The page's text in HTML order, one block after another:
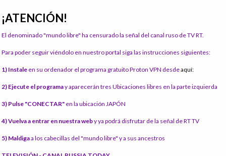
¡ATENCIÓN!
El denominado "mundo libre" ha censurado la señal del canal ruso de TV RT.
Para poder seguir viéndolo en nuestro portal siga las instrucciones siguientes:
1) Instale en su ordenador el programa gratuito Proton VPN desdeaquí:
2) Ejecute el programay aparecerán tres Ubicaciones libres en la parte izquierda
3) Pulse "CONECTAR" en la ubicación JAPÓN
4) Vuelva a entrar en nuestra weby ya podrá disfrutar de la señal de RT TV
5) Maldigaa los cabecillas del "mundo libre" y a sus ancestros